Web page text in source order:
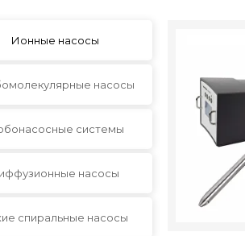
Ионные насосы
системы
насосы
насосы
спиральные насосы